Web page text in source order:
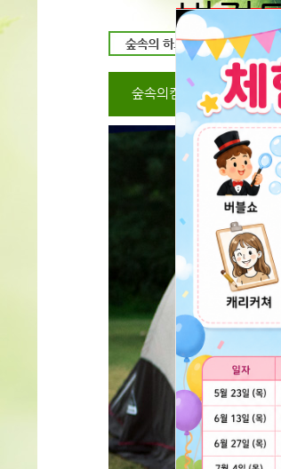
예약시 입
동일하게
서로 다를
불가 할수
다르게 입
문자로 또
변경
숲속의캠핑장 캠핑